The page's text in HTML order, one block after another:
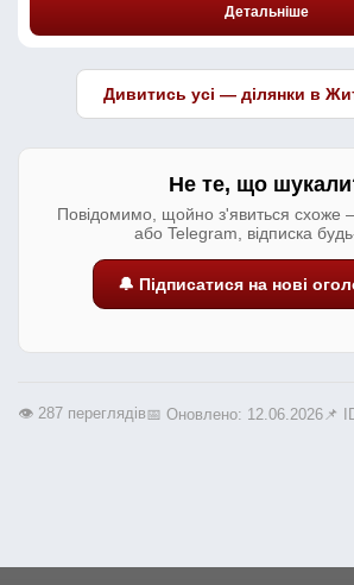
Детальніше
Дивитись усі — ділянки в
Не те, що
Повідомимо, щойно з'явиться схоже
або Telegram, відписка
🔔 Підписатися на нові
👁️ 287 переглядів📅 Оновлено: 12.06.2026📌